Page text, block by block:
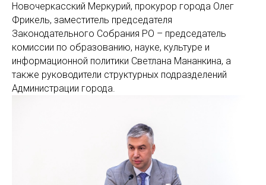
Новочеркасский Меркурий, прокурор города Олег
Фрикель, заместитель председателя
Законодательного Собрания РО – председатель
комиссии по образованию, науке, культуре и
информационной политики Светлана Мананкина, а
также руководители структурных подразделений
Администрации города.